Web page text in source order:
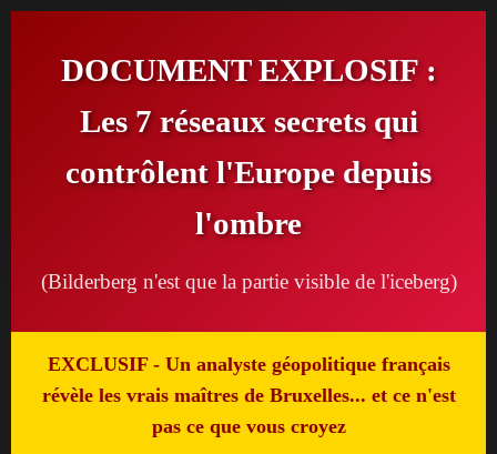
DOCUMENT EXPLOSIF :
Les 7 réseaux secrets qui
contrôlent l'Europe depuis
l'ombre
(Bilderberg n'est que la partie visible de l'iceberg)
EXCLUSIF- Un analyste géopolitique français
révèle les vrais maîtres de Bruxelles... et ce n'est
pas ce que vous croyez